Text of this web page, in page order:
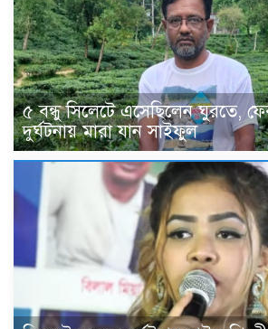
৫ বন্ধু সিলেটে এসেছিলেন ঘুরতে,
দুর্ঘটনায় মারা যান সাইফুল